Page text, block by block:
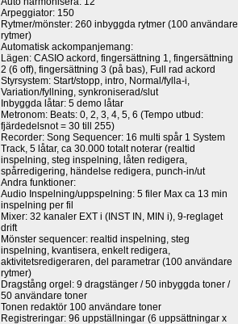
Arpeggiator: 150
Rytmer/mönster: 260 inbyggda rytmer (100 användare
rytmer)
Automatisk ackompanjemang:
Lägen: CASIO ackord, fingersättning 1, fingersättning
2 (6 off), fingersättning 3 (på bas), Full rad ackord
Styrsystem: Start/stopp, intro, Normal/fylla-i,
Variation/fyllning, synkroniserad/slut
Inbyggda låtar: 5 demo låtar
Metronom: Beats: 0, 2, 3, 4, 5, 6 (Tempo utbud:
fjärdedelsnot = 30 till 255)
Recorder: Song Sequencer: 16 multi spår 1 System
Track, 5 låtar, ca 30.000 totalt noterar (realtid
inspelning, steg inspelning, låten redigera,
spårredigering, händelse redigera, punch-in/ut
Andra funktioner:
Audio Inspelning/uppspelning: 5 filer Max ca 13 min
inspelning per fil
Mixer: 32 kanaler EXT i (INST IN, MIN i), 9-reglaget
drift
Mönster sequencer: realtid inspelning, steg
inspelning, kvantisera, enkelt redigera,
aktivitetsredigeraren, del parametrar (100 användare
rytmer)
Dragstång orgel: 9 dragstänger / 50 inbyggda toner /
50 användare toner
Tonen redaktör 100 användare toner
Registreringar: 96 uppställningar (6 uppsättningar x